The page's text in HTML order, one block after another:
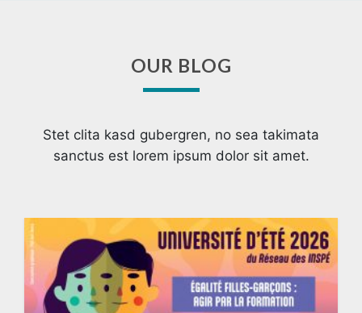
OUR BLOG
Stet clita kasd gubergren, no sea takimata
sanctus est lorem ipsum dolor sit amet.
RETOUR SUR L’UNIVERSITÉ D’ÉTÉ 2026